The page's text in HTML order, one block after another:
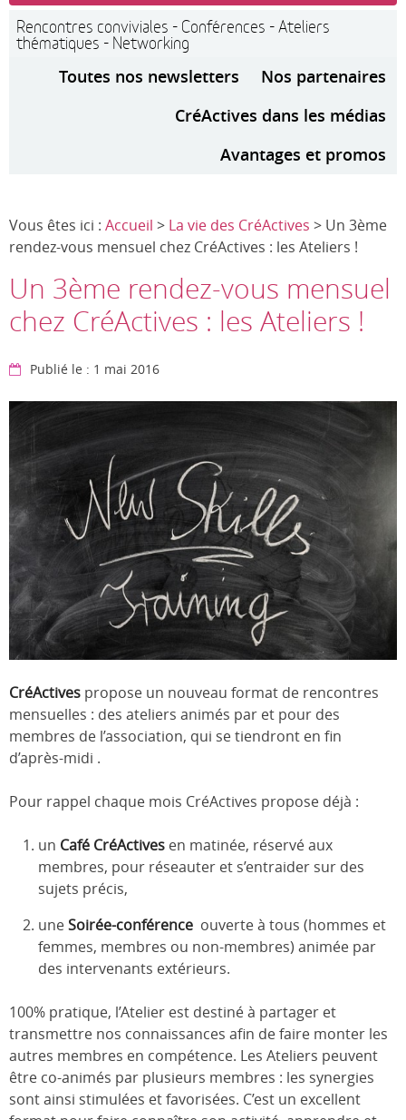
Rencontres conviviales - Conférences - Ateliers
thématiques - Networking
Toutes nos newsletters
Nos partenaires
CréActives dans les médias
Avantages et promos
Vous êtes ici : Accueil > La vie des CréActives > Un 3ème
rendez-vous mensuel chez CréActives : les Ateliers !
Un 3ème rendez-vous mensuel
chez CréActives : les Ateliers !
Publié le : 1 mai 2016
CréActives propose un nouveau format de rencontres
mensuelles : des ateliers animés par et pour des
membres de l’association, qui se tiendront en fin
d’après-midi .
Pour rappel chaque mois CréActives propose déjà :
un Café CréActives en matinée, réservé aux
membres, pour réseauter et s’entraider sur des
sujets précis,
uneSoirée-conférence ouverte à tous (hommes et
femmes, membres ou non-membres) animée par
des intervenants extérieurs.
100% pratique, l’Atelier est destiné à partager et
transmettre nos connaissances afin de faire monter les
autres membres en compétence. Les Ateliers peuvent
être co-animés par plusieurs membres : les synergies
sont ainsi stimulées et favorisées. C’est un excellent